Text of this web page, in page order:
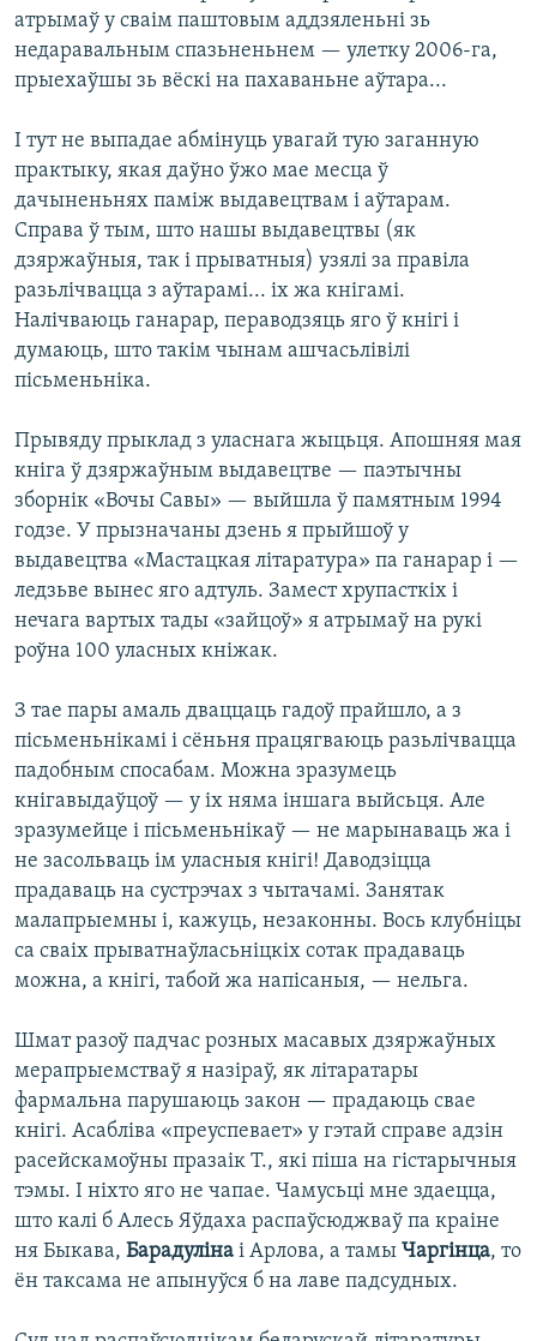
атрымаў у сваім паштовым аддзяленьні зь
недаравальным спазьненьнем — улетку 2006-га,
прыехаўшы зь вёскі на пахаваньне аўтара...
І тут не выпадае абмінуць увагай тую заганную
практыку, якая даўно ўжо мае месца ў
дачыненьнях паміж выдавецтвам і аўтарам.
Справа ў тым, што нашы выдавецтвы (як
дзяржаўныя, так і прыватныя) узялі за правіла
разьлічвацца з аўтарамі... іх жа кнігамі.
Налічваюць ганарар, пераводзяць яго ў кнігі і
думаюць, што такім чынам ашчасьлівілі
пісьменьніка.
Прывяду прыклад з уласнага жыцьця. Апошняя мая
кніга ў дзяржаўным выдавецтве — паэтычны
зборнік «Вочы Савы» — выйшла ў памятным 1994
годзе. У прызначаны дзень я прыйшоў у
выдавецтва «Мастацкая літаратура» па ганарар і —
ледзьве вынес яго адтуль. Замест хрупасткіх і
нечага вартых тады «зайцоў» я атрымаў на рукі
роўна 100 уласных кніжак.
З тае пары амаль дваццаць гадоў прайшло, а з
пісьменьнікамі і сёньня працягваюць разьлічвацца
падобным спосабам. Можна зразумець
кнігавыдаўцоў — у іх няма іншага выйсьця. Але
зразумейце і пісьменьнікаў — не марынаваць жа і
не засольваць ім уласныя кнігі! Даводзіцца
прадаваць на сустрэчах з чытачамі. Занятак
малапрыемны і, кажуць, незаконны. Вось клубніцы
са сваіх прыватнаўласьніцкіх сотак прадаваць
можна, а кнігі, табой жа напісаныя, — нельга.
Шмат разоў падчас розных масавых дзяржаўных
мерапрыемстваў я назіраў, як літаратары
фармальна парушаюць закон — прадаюць свае
кнігі. Асабліва «преуспевает» у гэтай справе адзін
расейскамоўны празаік Т., які піша на гістарычныя
тэмы. І ніхто яго не чапае. Чамусьці мне здаецца,
што калі б Алесь Яўдаха распаўсюджваў па краіне
ня Быкава, Барадуліна і Арлова, а тамы Чаргінца, то
ён таксама не апынуўся б на лаве падсудных.